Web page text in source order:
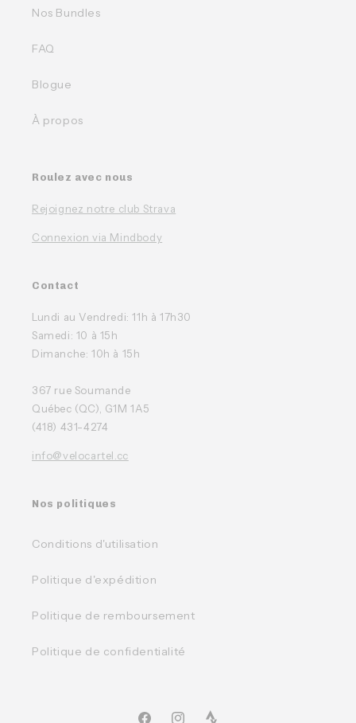
Nos Bundles
FAQ
Blogue
À propos
Roulez avec nous
Rejoignez notre club Strava
Connexion via Mindbody
Contact
Lundi au Vendredi: 11h à 17h30
Samedi: 10 à 15h
Dimanche: 10h à 15h
367 rue Soumande
Québec (QC), G1M 1A5
(418) 431-4274
info@velocartel.cc
Nos politiques
Conditions d'utilisation
Politique d'expédition
Politique de remboursement
Politique de confidentialité